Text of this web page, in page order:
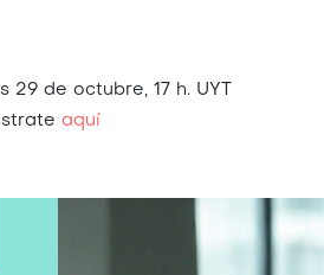
29 de octubre, 17 h. UYT
aquí